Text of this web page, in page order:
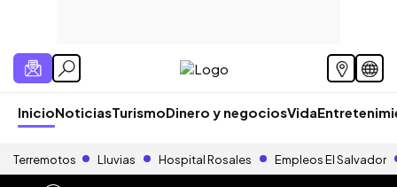
InicioNoticiasTurismoDinero y negociosVida
Terremotos Lluvias Hospital Rosales Empleos El Salvador